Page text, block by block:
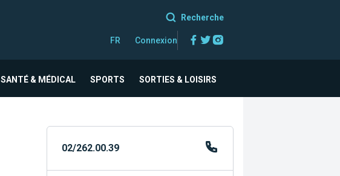
Recherche
FR Connexion Facebook
Twitter
SANTÉ & MÉDICAL SPORTS SORTIES & LOISIRS
02/262.00.39